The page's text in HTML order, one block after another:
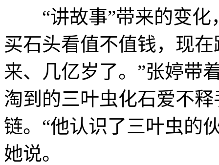
“讲故事”带来的变化
买石头看值不值钱，现
来、几亿岁了。”张婷带
淘到的三叶虫化石爱不
链。“他认识了三叶虫的
她说。